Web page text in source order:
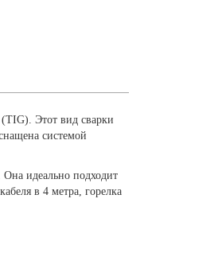
(TIG). Этот вид сварки
системой
идеально подходит
в 4 метра, горелка